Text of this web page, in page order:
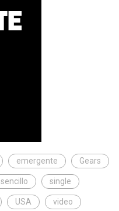
emergente Gears
sencillo single
USA video